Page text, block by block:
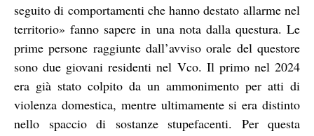
seguito di comportamenti che hanno destato allarme nel
territorio» fanno sapere in una nota dalla questura. Le
prime persone raggiunte dall’avviso orale del questore
sono due giovani residenti nel Vco. Il primo nel 2024
era già stato colpito da un ammonimento per atti di
violenza domestica, mentre ultimamente si era distinto
nello spaccio di sostanze stupefacenti. Per questa